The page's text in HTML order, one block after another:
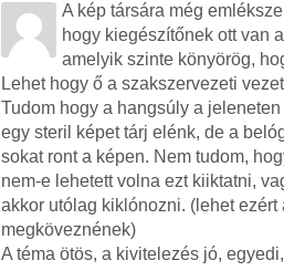
A kép társára még
hogy kiegészítőnek ott van
amelyik szinte könyörög,
Lehet hogy ő a szakszervezeti
Tudom hogy a hangsúly a
egy steril képet tárj elénk, de a
sokat ront a képen. Nem tudom,
nem-e lehetett volna ezt kiiktatni,
akkor utólag kiklónozni. (lehet ezért
megköveznének)
A téma ötös, a kivitelezés jó,